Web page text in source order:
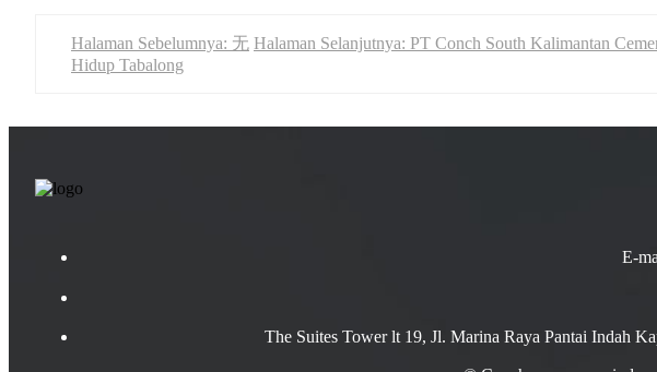
Halaman Sebelumnya: 无 Halaman Selanjutnya: PT Conch South Kalimantan
Hidup Tabalong
E-
The Suites Tower lt 19, Jl. Marina Raya Pantai Indah